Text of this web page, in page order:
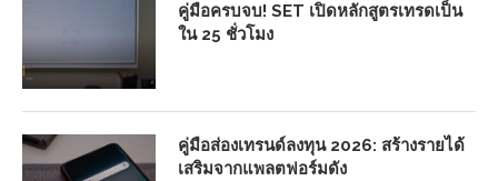
คู่มือครบจบ! SET เปิดหลักสูตรเทรดเป็น
ใน 25 ชั่วโมง
คู่มือส่องเทรนด์ลงทุน 2026: สร้างรายได้
เสริมจากแพลตฟอร์มดัง